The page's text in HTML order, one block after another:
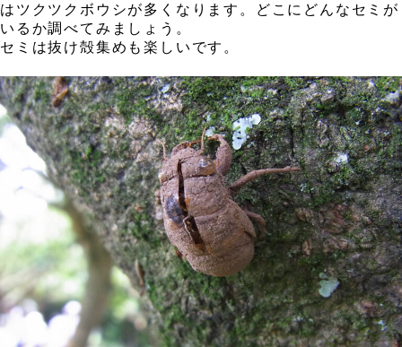
はツクツクボウシが多くなります。どこにどんなセミが
いるか調べてみましょう。
セミは抜け殻集めも楽しいです。